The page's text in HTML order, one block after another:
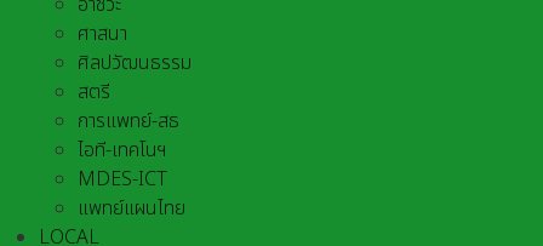
ศาสนา
ศิลปวัฒนธรรม
สตรี
การแพทย์-สธ
ไอที-เทคโนฯ
MDES-ICT
แพทย์แผนไทย
LOCAL